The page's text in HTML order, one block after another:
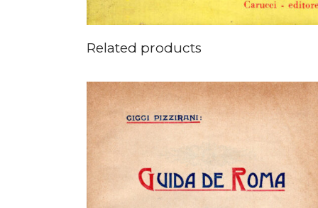
Related products